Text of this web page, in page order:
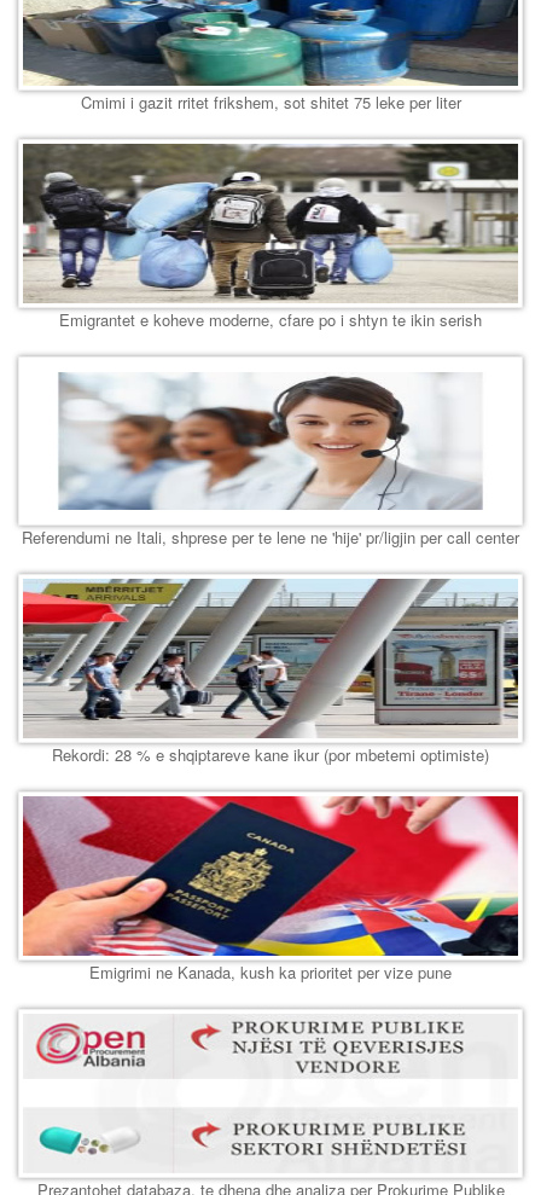
Cmimi i gazit rritet frikshem, sot shitet 75 leke per liter
Emigrantet e koheve moderne, cfare po i shtyn te ikin serish
Referendumi ne Itali, shprese per te lene ne 'hije' pr/ligjin per call center
Rekordi: 28 % e shqiptareve kane ikur (por mbetemi optimiste)
Emigrimi ne Kanada, kush ka prioritet per vize pune
Prezantohet databaza, te dhena dhe analiza per Prokurime Publike